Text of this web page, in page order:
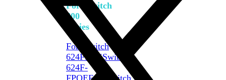
FortiSwitch
600
Series
FortiSwitch
624FFortiSwitch
624F-
FPOEFortiSwitch